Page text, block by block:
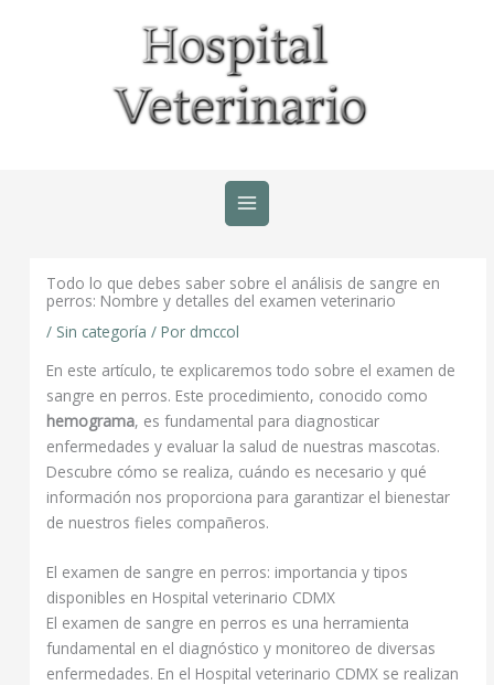
Todo lo que debes saber sobre el análisis de sangre en
perros: Nombre y detalles del examen veterinario
/ Sin categoría / Por dmccol
En este artículo, te explicaremos todo sobre el examen de
sangre en perros. Este procedimiento, conocido como
hemograma, es fundamental para diagnosticar
enfermedades y evaluar la salud de nuestras mascotas.
Descubre cómo se realiza, cuándo es necesario y qué
información nos proporciona para garantizar el bienestar
de nuestros fieles compañeros.
El examen de sangre en perros: importancia y tipos
disponibles en Hospital veterinario CDMX
El examen de sangre en perros es una herramienta
fundamental en el diagnóstico y monitoreo de diversas
enfermedades. En el Hospital veterinario CDMX se realizan